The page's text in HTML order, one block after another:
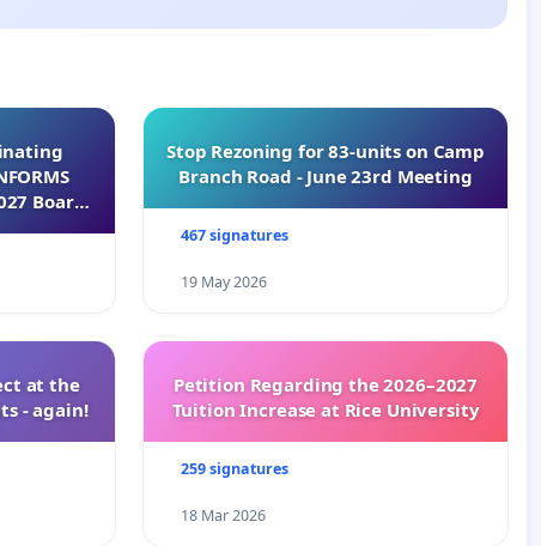
Board
Stop Rezoning for 83-units on Camp
Branch Road - June 23rd Meeting
467 signatures
19 May 2026
at the
- again!
Petition Regarding the 2026–2027
Tuition Increase at Rice University
259 signatures
18 Mar 2026